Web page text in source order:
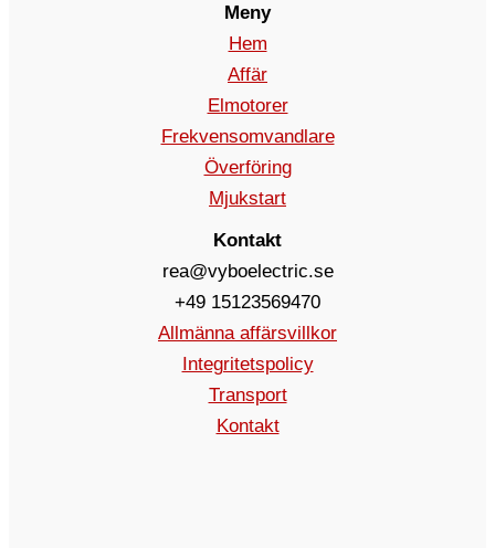
Meny
Hem
Affär
Elmotorer
Frekvensomvandlare
Överföring
Mjukstart
Kontakt
rea@vyboelectric.se
+49 15123569470
Allmänna affärsvillkor
Integritetspolicy
Transport
Kontakt